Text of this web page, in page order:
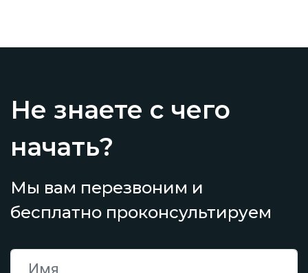
Не знаете с чего
начать?
Мы вам перезвоним и
бесплатно проконсультируем